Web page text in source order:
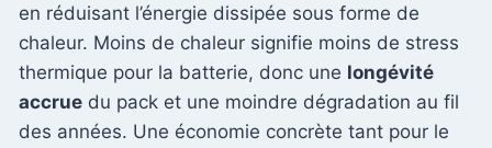
en réduisant l’énergie dissipée sous forme de
chaleur. Moins de chaleur signifie moins de stress
thermique pour la batterie, donc une longévité
accrue du pack et une moindre dégradation au fil
des années. Une économie concrète tant pour le